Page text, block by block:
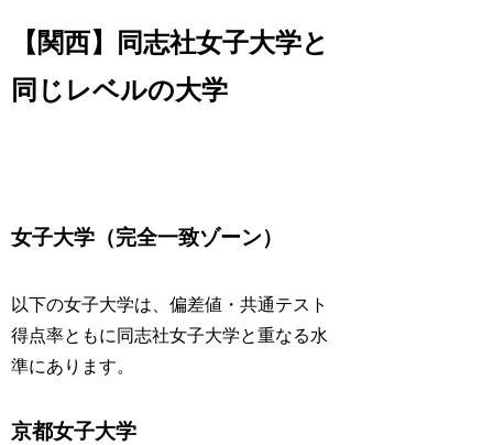
【関西】同志社女子大学と
同じレベルの大学
女子大学（完全一致ゾーン）
以下の女子大学は、偏差値・共通テスト
得点率ともに同志社女子大学と重なる水
準にあります。
京都女子大学